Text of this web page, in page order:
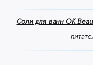
Соблюдая все
Соли для ванн OK